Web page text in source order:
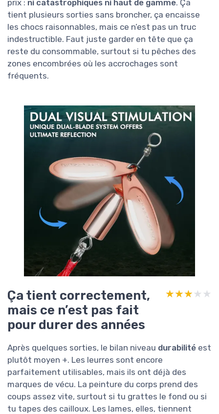
prix : ni catastrophiques ni haut de gamme. Ça
tient plusieurs sorties sans broncher, ça encaisse
les chocs raisonnables, mais ce n’est pas un truc
indestructible. Faut juste garder en tête que ça
reste du consommable, surtout si tu pêches des
zones encombrées où les accrochages sont
fréquents.
Ça tient correctement,
mais ce n’est pas fait
pour durer des années
★★★★★
★★★★★
Après quelques sorties, le bilan niveau durabilité est
plutôt moyen +. Les leurres sont encore
parfaitement utilisables, mais ils ont déjà des
marques de vécu. La peinture du corps prend des
coups assez vite, surtout si tu grattes le fond ou si
tu tapes des cailloux. Les lames, elles, tiennent